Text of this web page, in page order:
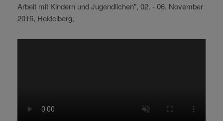
Arbeit mit Kindern und Jugendlichen", 02. - 06. November
2016, Heidelberg,